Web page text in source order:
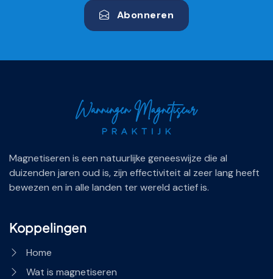
Abonneren
Magnetiseren is een natuurlijke geneeswijze die al
duizenden jaren oud is, zijn effectiviteit al zeer lang heeft
bewezen en in alle landen ter wereld actief is.
Koppelingen
Home
Wat is magnetiseren